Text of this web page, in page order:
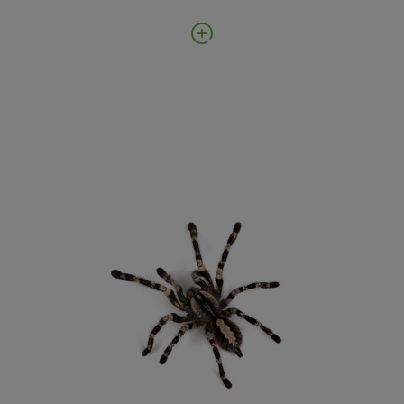
Los invertebrados no insectos constituyen la
parte más importante de los fondos del
Museo, al menos en lo que respecta al número
de ejemplares y especies que se encuentran
conservadas en sus instalaciones. Entre otros
grupos, cientos de miles de ejemplares de